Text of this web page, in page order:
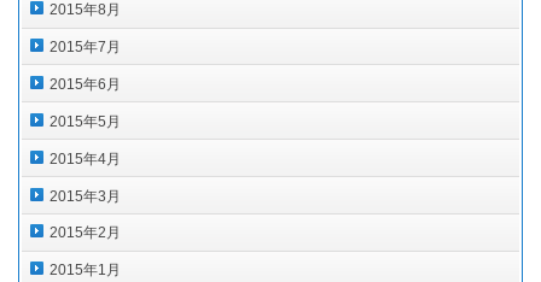
2015年8月
2015年7月
2015年6月
2015年5月
2015年4月
2015年3月
2015年2月
2015年1月